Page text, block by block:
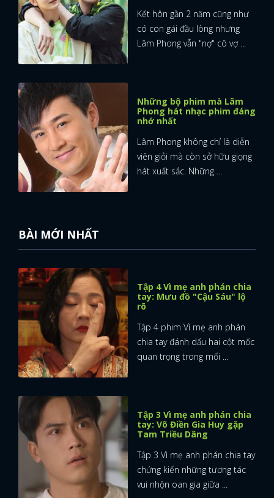
Kết hôn gần 2 năm cũng như
có con gái đầu lòng nhưng
Lâm Phong vẫn "nợ" cô vợ ...
Những bộ phim mà Lâm
Phong hát nhạc phim đáng
nhớ nhất
Lâm Phong không chỉ là diễn
viên giỏi mà còn sở hữu giọng
hát xuất sắc. Những ...
BÀI MỚI NHẤT
Tập 4 Vì mẹ anh phán chia
tay: Mưu đồ "Cậu Sáu" lộ
rõ
Tập 4 phim Vì mẹ anh phán
chia tay đánh dấu hai cột mốc
quan trọng trong mối ...
Tập 3 Vì mẹ anh phán chia
tay: Võ Điền Gia Huy gặp
Tam Triều Dâng
Tập 3 Vì mẹ anh phán chia tay
chứng kiến những tương tác
vui nhộn oan gia giữa ...